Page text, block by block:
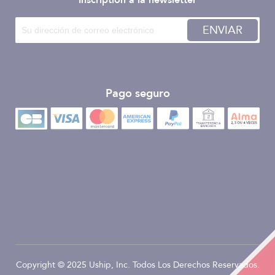
ENVIAR
Pago seguro
Copyright © 2025 Uship, Inc. Todos Los Derechos Reservados.